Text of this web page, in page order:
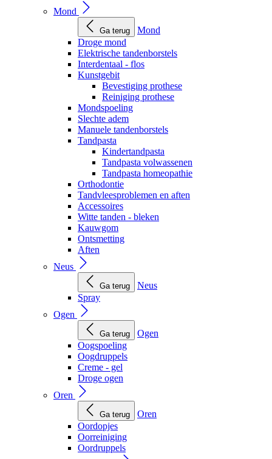
Mond
Ga terug
Mond
Droge mond
Elektrische tandenborstels
Interdentaal - flos
Kunstgebit
Bevestiging prothese
Reiniging prothese
Mondspoeling
Slechte adem
Manuele tandenborstels
Tandpasta
Kindertandpasta
Tandpasta volwassenen
Tandpasta homeopathie
Orthodontie
Tandvleesproblemen en aften
Accessoires
Witte tanden - bleken
Kauwgom
Ontsmetting
Aften
Neus
Ga terug
Neus
Spray
Ogen
Ga terug
Ogen
Oogspoeling
Oogdruppels
Creme - gel
Droge ogen
Oren
Ga terug
Oren
Oordopjes
Oorreiniging
Oordruppels